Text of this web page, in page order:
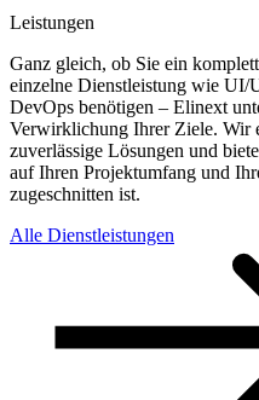
Leistungen
Ganz gleich, ob Sie ein
einzelne Dienstleistung wie UI/
DevOps benötigen – Elinext
Verwirklichung Ihrer Ziele. Wir
zuverlässige Lösungen und
auf Ihren Projektumfang und
zugeschnitten ist.
Alle Dienstleistungen